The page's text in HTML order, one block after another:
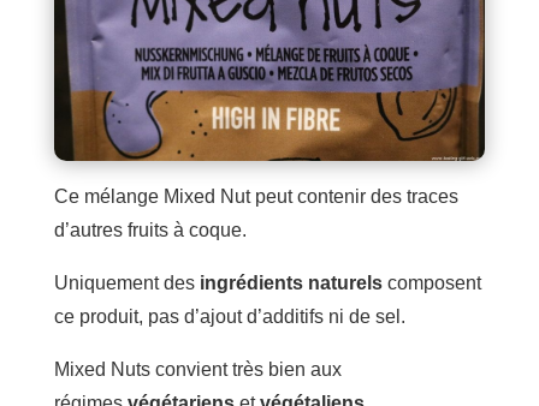
Ce mélange Mixed Nut peut contenir des traces
d’autres fruits à coque.
Uniquement des ingrédients naturelscomposent
ce produit, pas d’ajout d’additifs ni de sel.
Mixed Nuts convient très bien aux